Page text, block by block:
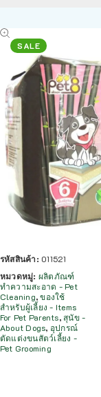
SALE
รหัสสินค้า: 011521
หมวดหมู่: ผลิตภัณฑ์
ทำความสะอาด - Pet
Cleaning,ของใช้
สำหรับผู้เลี้ยง - Items
For Pet Parents,สุนัข -
About Dogs, อุปกรณ์
ตัดแต่งขนสัตว์เลี้ยง -
Pet Grooming